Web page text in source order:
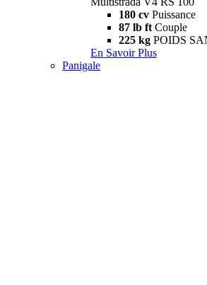
180 cv Puissance
87 lb ft Couple
225 kg POIDS
En Savoir Plus
Panigale